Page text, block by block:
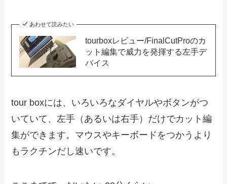
あわせて読みたい
tourboxレビュー/FinalCutProのカ
ット編集で威力を発揮する左手デ
バイス
tour boxには、いろいろなダイヤルやボタンがつ
いていて、左手（あるいは右手）だけでカット編
集ができます。マウスやキーボードをつかうより
もラクチンだし速いです。